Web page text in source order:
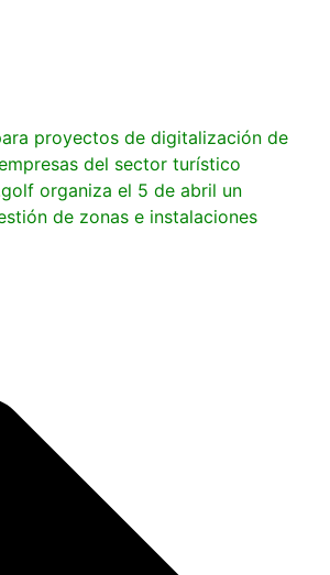
proyectos de digitalización de
del sector turístico
organiza el 5 de abril un
de zonas e instalaciones